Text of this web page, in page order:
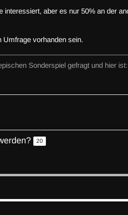
interessiert, aber es nur 50% an der
Umfrage vorhanden sein.
Sonderspiel gefragt und hier
20